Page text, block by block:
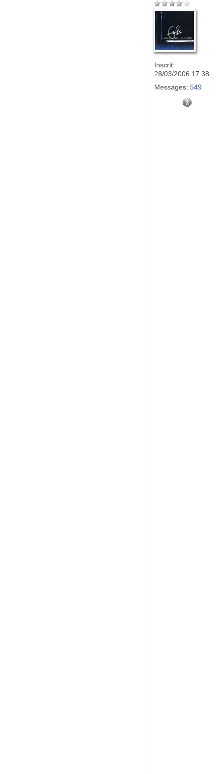
Inscrit:
28/03/2006 17:38
Messages: 549